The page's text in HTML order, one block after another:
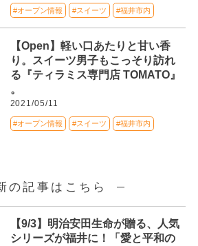
#オープン情報 #スイーツ #福井市内
【Open】軽い口あたりと甘い香
り。スイーツ男子もこっそり訪れ
る『ティラミス専門店 TOMATO』
。
2021/05/11
#オープン情報 #スイーツ #福井市内
の記事はこちら
【9/3】明治安田生命が贈る、人気
シリーズが福井に！「愛と平和の